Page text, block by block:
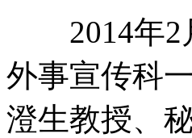
2014年2月
外事宣传科
澄生教授、